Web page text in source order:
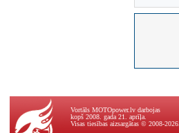
Vortāls MOTOpower.lv darbojas
kopš 2008. gada 21. aprīļa.
Visas tiesības aizsargātas © 2008-2026.